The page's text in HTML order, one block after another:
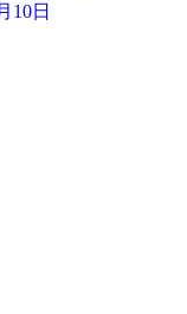
10日